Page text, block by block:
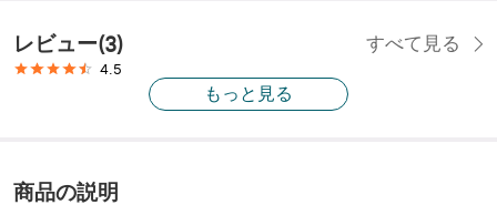
レビュー(3) すべて見る
4.5
もっと見る
商品の説明